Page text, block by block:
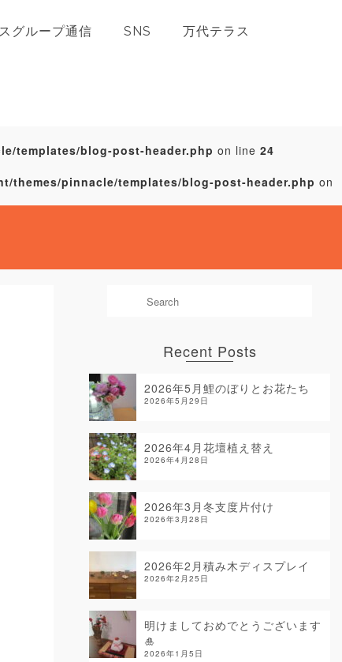
グループ通信 SNS 万代テラス
templates/blog-post-header.php on line 24
themes/pinnacle/templates/blog-post-header.php on
Recent Posts
2026年5月鯉のぼりとお花たち
2026年5月29日
2026年4月花壇植え替え
2026年4月28日
2026年3月冬支度片付け
2026年3月28日
2026年2月積み木ディスプレイ
2026年2月25日
明けましておめでとうございます
🎍
2026年1月5日